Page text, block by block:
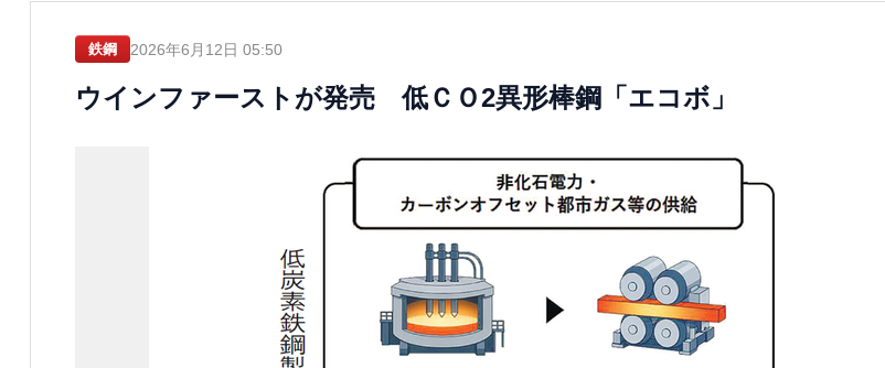
鉄鋼 2026年6月12日 05:50
ウインファーストが発売 低ＣＯ2異形棒鋼「エコボ」